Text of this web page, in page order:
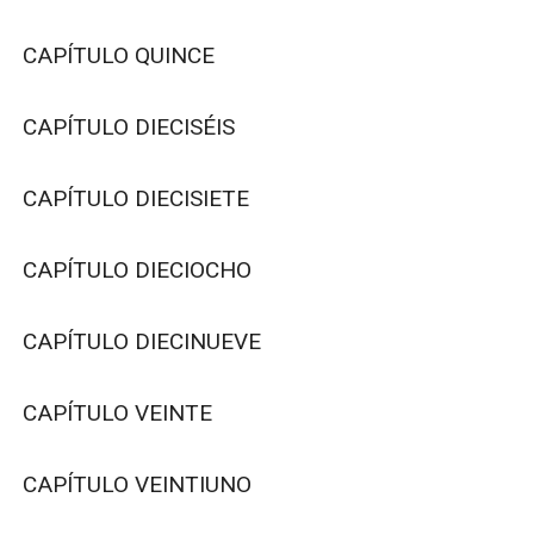
CAPÍTULO QUINCE
CAPÍTULO DIECISÉIS
CAPÍTULO DIECISIETE
CAPÍTULO DIECIOCHO
CAPÍTULO DIECINUEVE
CAPÍTULO VEINTE
CAPÍTULO VEINTIUNO